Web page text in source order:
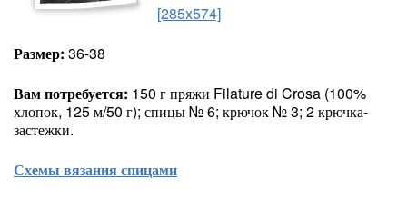
[285x574]
Размер: 36-38
Вам потребуется: 150 г пряжи Filature di Crosa (100%
хлопок, 125 м/50 г); спицы № 6; крючок № 3; 2 крючка-
застежки.
Схемы вязания спицами